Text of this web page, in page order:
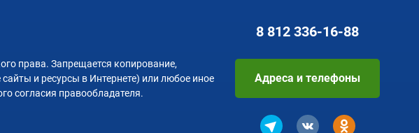
права. Запрещается копирование,
и ресурсы в Интернете) или любое иное
согласия правообладателя.
8 812 336-16-88
Адреса и телефоны